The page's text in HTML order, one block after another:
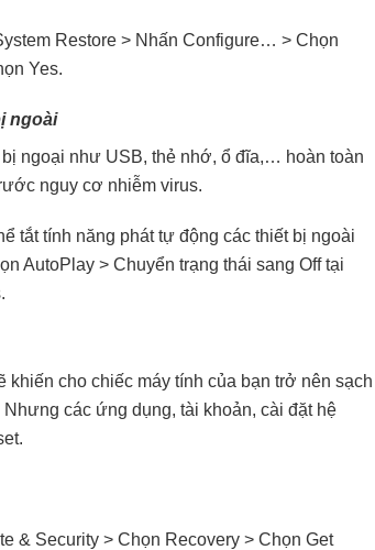
Restore > Nhấn Configure… > Chọn
Yes.
ngoài
ngoại như USB, thẻ nhớ, ổ đĩa,… hoàn toàn
nguy cơ nhiễm virus.
tắt tính năng phát tự động các thiết bị ngoài
AutoPlay > Chuyển trạng thái sang Off tại
khiến cho chiếc máy tính của bạn trở nên sạch
các ứng dụng, tài khoản, cài đặt hệ
& Security > Chọn Recovery > Chọn Get